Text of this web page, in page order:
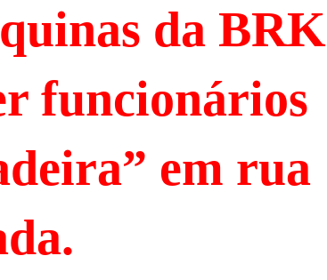
da BRK
funcionários
em rua